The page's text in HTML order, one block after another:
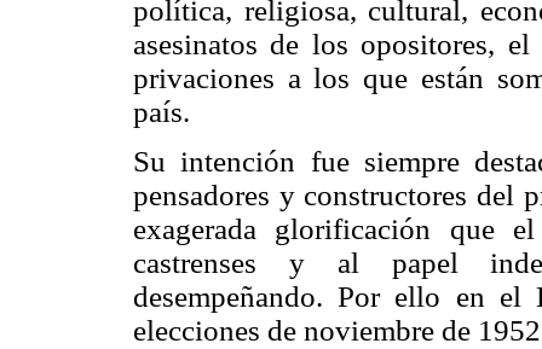
política, religiosa, cultural,
asesinatos de los opositores,
privaciones a los que están
país.
Su intención fue siempre
pensadores y constructores del
exagerada glorificación que
castrenses y al papel
desempeñando. Por ello en el
elecciones de noviembre de